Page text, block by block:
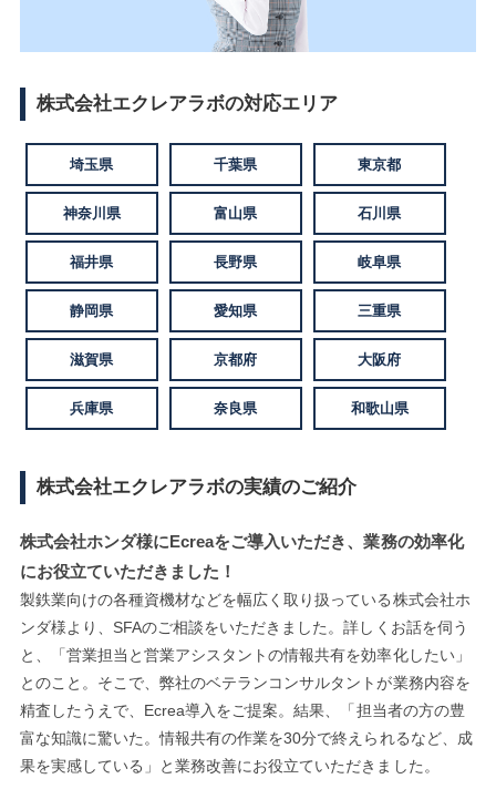
株式会社エクレアラボの対応エリア
埼玉県 千葉県 東京都
神奈川県 富山県 石川県
福井県 長野県 岐阜県
静岡県 愛知県 三重県
滋賀県 京都府 大阪府
兵庫県 奈良県 和歌山県
株式会社エクレアラボの実績のご紹介
株式会社ホンダ様にEcreaをご導入いただき、業務の効率化
にお役立ていただきました！
製鉄業向けの各種資機材などを幅広く取り扱っている株式会社ホ
ンダ様より、SFAのご相談をいただきました。詳しくお話を伺う
と、「営業担当と営業アシスタントの情報共有を効率化したい」
とのこと。そこで、弊社のベテランコンサルタントが業務内容を
精査したうえで、Ecrea導入をご提案。結果、「担当者の方の豊
富な知識に驚いた。情報共有の作業を30分で終えられるなど、成
果を実感している」と業務改善にお役立ていただきました。